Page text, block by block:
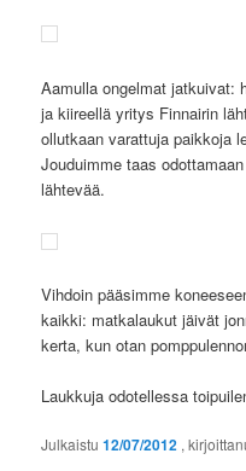
Aamulla ongelmat jatkuivat:
ja kiireellä yritys Finnairin
ollutkaan varattuja paikkoja
Jouduimme taas
lähtevää.
Vihdoin pääsimme
kaikki: matkalaukut jäivät
kerta, kun otan
Laukkuja odotellessa
Julkaistu12/07/2012 ,